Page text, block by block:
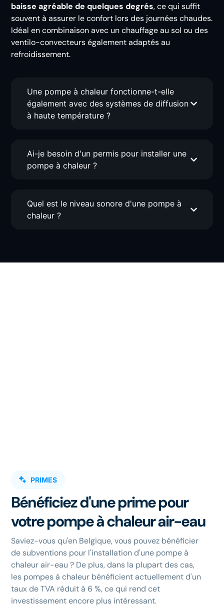
baisse agréable de quelques degrés, ce qui suffit
souvent à assurer le confort lors des journées chaudes.
Idéal en combinaison avec un chauffage au sol ou des
ventilo-convecteurs également adaptés au
refroidissement.
Une pompe à chaleur fonctionne-t-elle
également avec des systèmes de diffusion
à haute température ?
Ai-je besoin d'un permis pour installer une
pompe à chaleur ?
Quel est le niveau sonore d'une pompe à
chaleur ?
PRIMES
Bénéficiez d'une prime pour
votre pompe à chaleur air-eau
Saviez-vous qu'en Belgique, vous pouvez bénéficier
de subventions pour l'installation d'une pompe à
chaleur air-eau ? De plus, dans la plupart des cas,
les pompes à chaleur bénéficient actuellement d'un
taux de TVA réduit à 6 %, ce qui rend cet
investissement encore plus intéressant.